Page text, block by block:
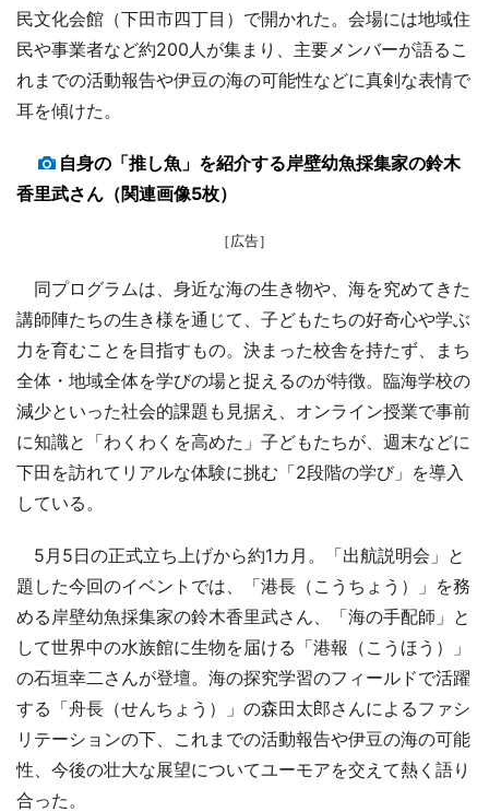
民文化会館（下田市四丁目）で開かれた。会場には地域住
民や事業者など約200人が集まり、主要メンバーが語るこ
れまでの活動報告や伊豆の海の可能性などに真剣な表情で
耳を傾けた。
自身の「推し魚」を紹介する岸壁幼魚採集家の鈴木
香里武さん（関連画像5枚）
［広告］
同プログラムは、身近な海の生き物や、海を究めてきた
講師陣たちの生き様を通じて、子どもたちの好奇心や学ぶ
力を育むことを目指すもの。決まった校舎を持たず、まち
全体・地域全体を学びの場と捉えるのが特徴。臨海学校の
減少といった社会的課題も見据え、オンライン授業で事前
に知識と「わくわくを高めた」子どもたちが、週末などに
下田を訪れてリアルな体験に挑む「2段階の学び」を導入
している。
5月5日の正式立ち上げから約1カ月。「出航説明会」と
題した今回のイベントでは、「港長（こうちょう）」を務
める岸壁幼魚採集家の鈴木香里武さん、「海の手配師」と
して世界中の水族館に生物を届ける「港報（こうほう）」
の石垣幸二さんが登壇。海の探究学習のフィールドで活躍
する「舟長（せんちょう）」の森田太郎さんによるファシ
リテーションの下、これまでの活動報告や伊豆の海の可能
性、今後の壮大な展望についてユーモアを交えて熱く語り
合った。